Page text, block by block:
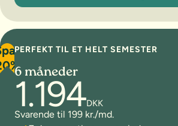
PERFEKT TIL ET HELT SEMESTER
6 måneder
1.194DKK
Svarende til 199 kr./md.